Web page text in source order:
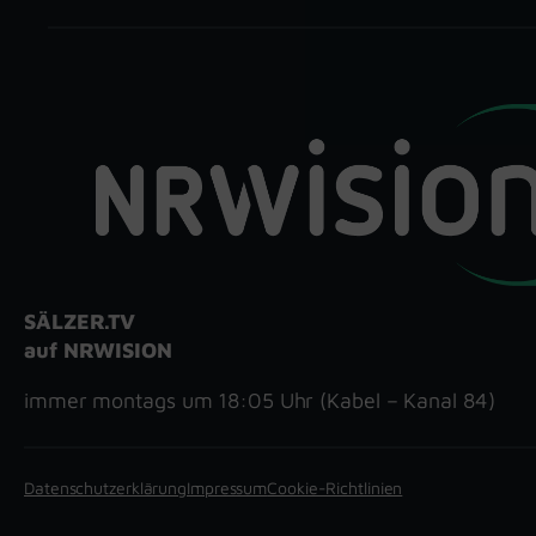
SÄLZER.TV
auf NRWISION
immer montags um 18:05 Uhr (Kabel – Kanal 84)
DatenschutzerklärungImpressumCookie-Richtlinien